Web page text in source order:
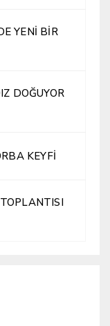
YENİ BİR
DOĞUYOR
KEYFİ